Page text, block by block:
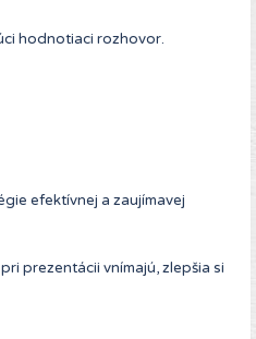
hodnotiaci rozhovor.
efektívnej a zaujímavej
prezentácii vnímajú, zlepšia si